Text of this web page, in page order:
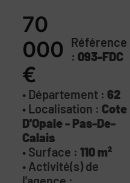
70
000
€
Référence
: 093-FDC
• Département : 62
• Localisation : Cote
D'Opale - Pas-De-
Calais
• Surface : 110 m²
• Activité(s) de